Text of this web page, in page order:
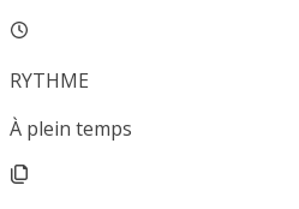
RYTHME
À plein temps